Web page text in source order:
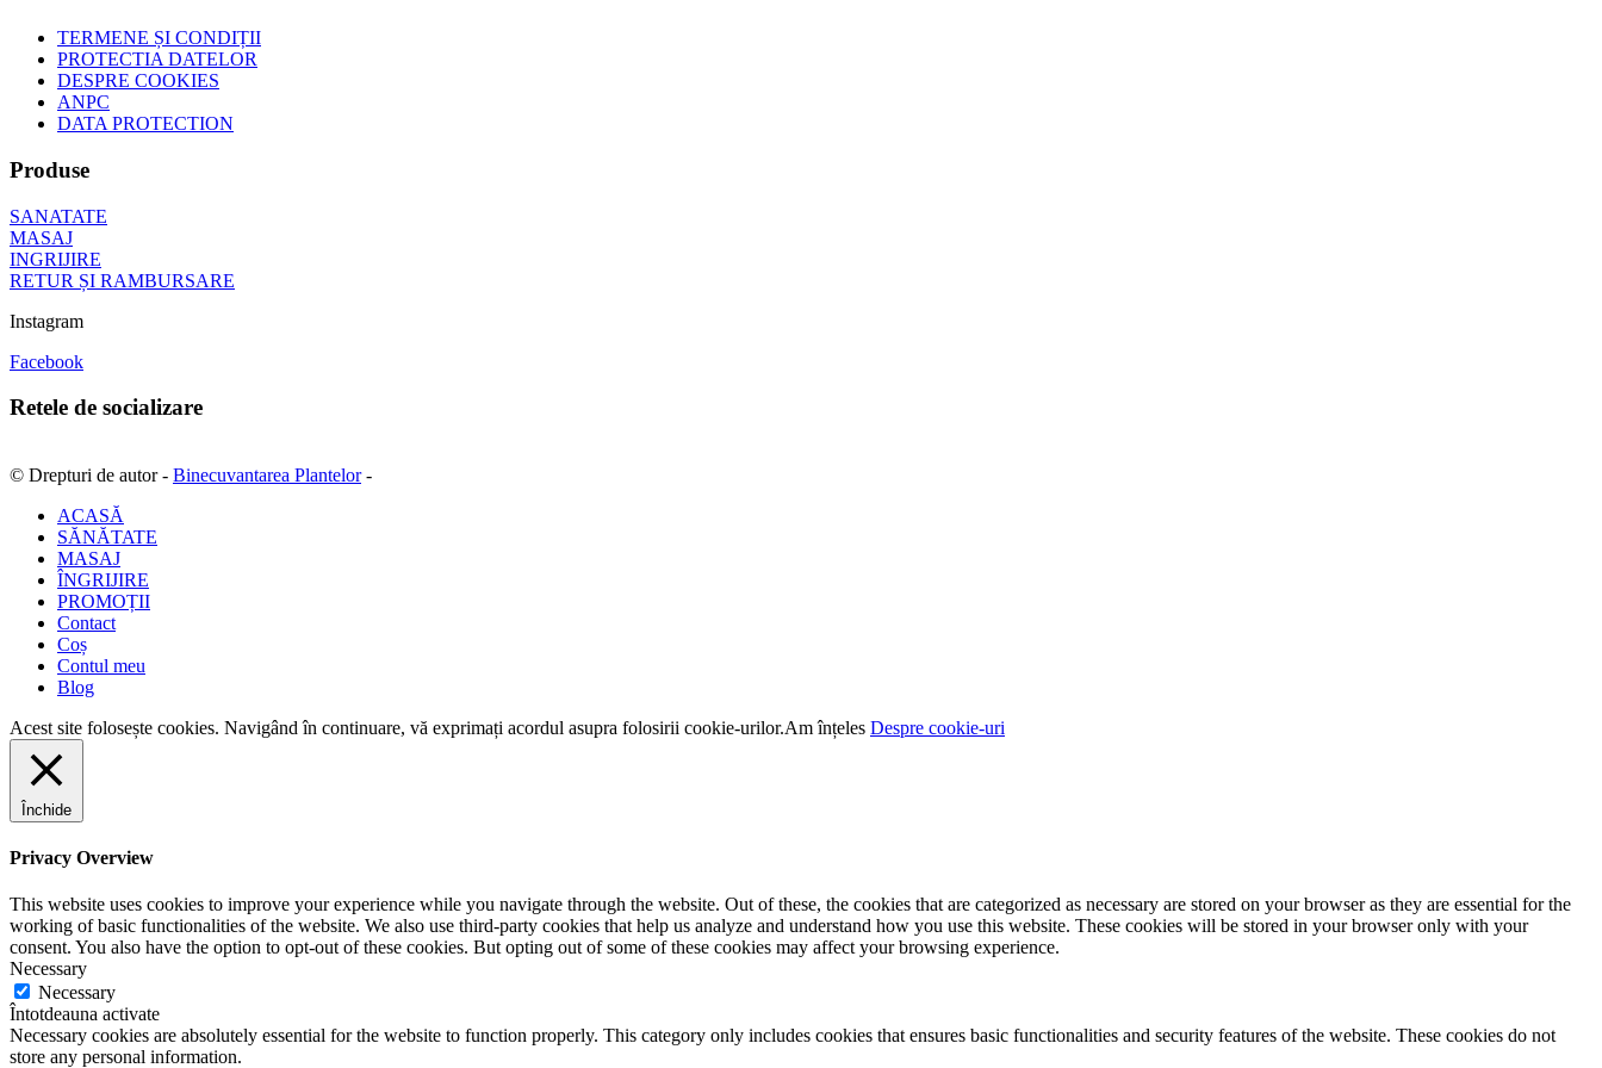
TERMENE ȘI CONDIȚII
PROTECTIA DATELOR
DESPRE COOKIES
ANPC
DATA PROTECTION
Produse
SANATATE
MASAJ
INGRIJIRE
RETUR ȘI RAMBURSARE
Instagram
Facebook
Retele de socializare
© Drepturi de autor - Binecuvantarea Plantelor-
ACASĂ
SĂNĂTATE
MASAJ
ÎNGRIJIRE
PROMOȚII
Contact
Coș
Contul meu
Blog
Acest site folosește cookies. Navigând în continuare, vă exprimați acordul asupra folosirii cookie-urilor.Am înțeles Despre cookie-uri
Închide
Privacy Overview
This website uses cookies to improve your experience while you navigate through the website. Out of these, the cookies that are categorized as necessary are stored on your browser as they are essential for the
working of basic functionalities of the website. We also use third-party cookies that help us analyze and understand how you use this website. These cookies will be stored in your browser only with your
consent. You also have the option to opt-out of these cookies. But opting out of some of these cookies may affect your browsing experience.
Necessary
Necessary
Întotdeauna activate
Necessary cookies are absolutely essential for the website to function properly. This category only includes cookies that ensures basic functionalities and security features of the website. These cookies do not
store any personal information.